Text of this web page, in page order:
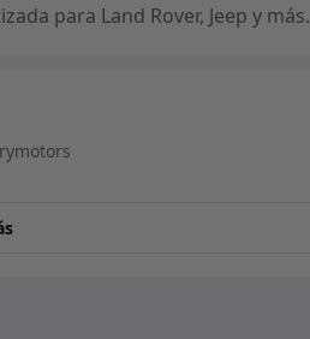
para Land Rover, Jeep y más.